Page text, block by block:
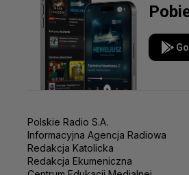
Polskie Radio S.A.
Informacyjna Agencja Radiowa
Redakcja Katolicka
Redakcja Ekumeniczna